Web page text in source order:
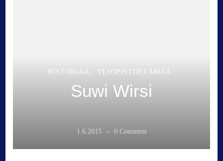
HISTORIAA YLIOPISTOELÄMÄÄ
Suwi Wirsi
1.6.2015 0 Commento